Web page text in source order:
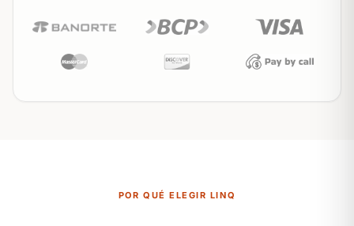
POR QUÉ ELEGIR LINQ